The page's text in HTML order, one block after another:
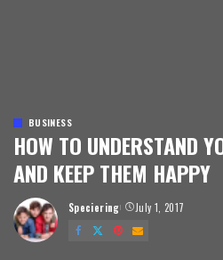
BUSINESS
HOW TO UNDERSTAND
AND KEEP THEM HAPPY
Posted
by
Speciering July 1, 2017